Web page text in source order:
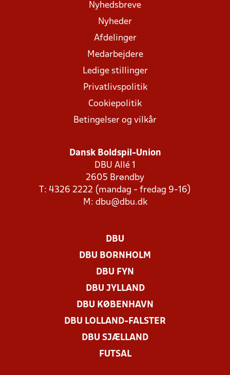
Nyhedsbreve
Nyheder
Afdelinger
Medarbejdere
Ledige stillinger
Privatlivspolitik
Cookiepolitik
Betingelser og vilkår
Dansk Boldspil-Union
DBU Allé 1
2605 Brøndby
T: 4326 2222 (mandag - fredag 9-16)
M: dbu@dbu.dk
DBU
DBU BORNHOLM
DBU FYN
DBU JYLLAND
DBU KØBENHAVN
DBU LOLLAND-FALSTER
DBU SJÆLLAND
FUTSAL